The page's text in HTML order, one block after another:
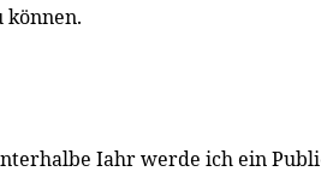
Iahr werde ich ein